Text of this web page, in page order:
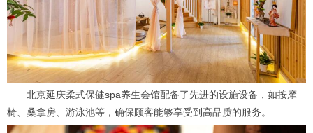
北京延庆柔式保健spa养生会馆配备了先进的设施设备，如按摩
椅、桑拿房、游泳池等，确保顾客能够享受到高品质的服务。